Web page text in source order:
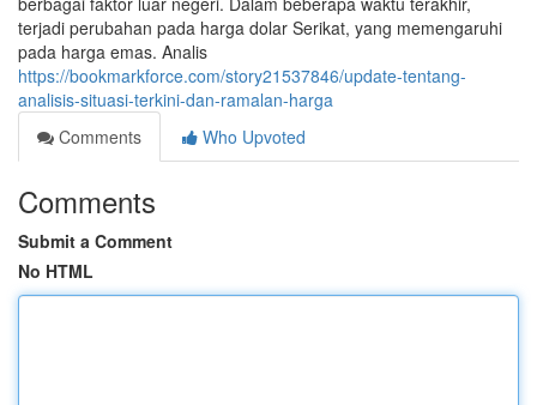
terjadi perubahan pada harga dolar Serikat, yang memengaruhi
pada harga emas. Analis
https://bookmarkforce.com/story21537846/update-tentang-
analisis-situasi-terkini-dan-ramalan-harga
Comments
Who Upvoted
Comments
Submit a Comment
No HTML